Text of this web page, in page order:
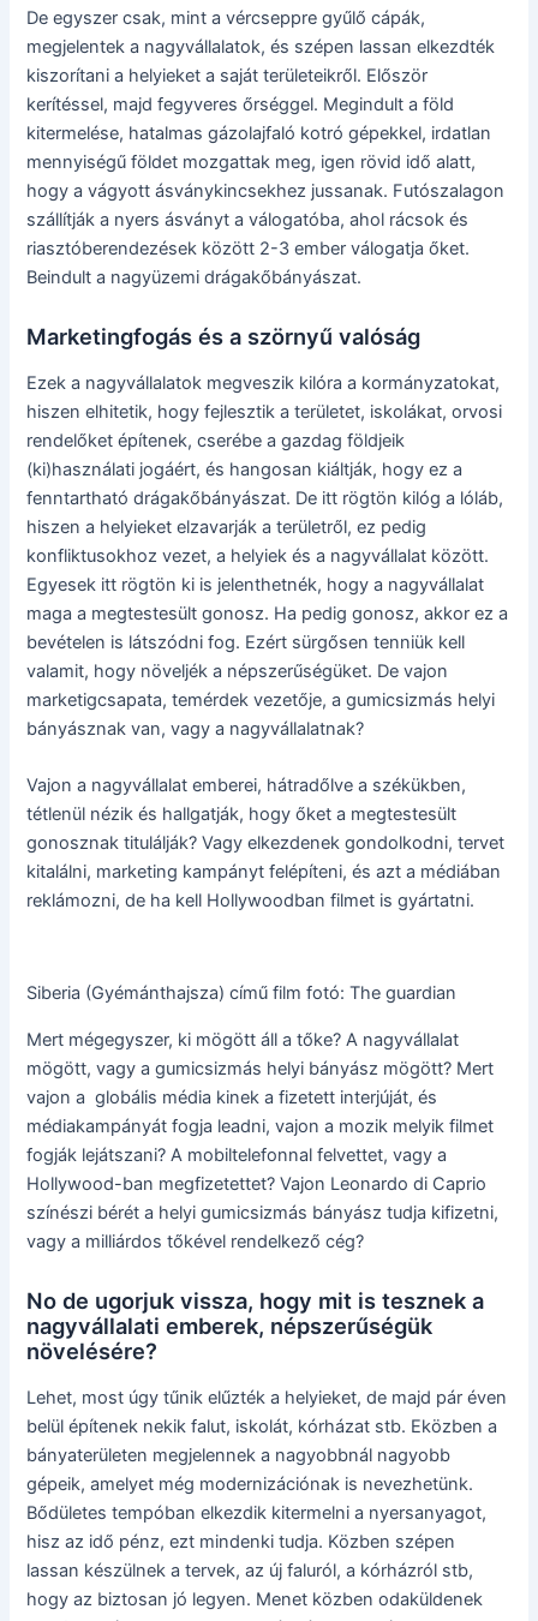
De egyszer csak, mint a vércseppre gyűlő cápák,
megjelentek a nagyvállalatok, és szépen lassan elkezdték
kiszorítani a helyieket a saját területeikről. Először
kerítéssel, majd fegyveres őrséggel. Megindult a föld
kitermelése, hatalmas gázolajfaló kotró gépekkel, irdatlan
mennyiségű földet mozgattak meg, igen rövid idő alatt,
hogy a vágyott ásványkincsekhez jussanak. Futószalagon
szállítják a nyers ásványt a válogatóba, ahol rácsok és
riasztóberendezések között 2-3 ember válogatja őket.
Beindult a nagyüzemi drágakőbányászat.
Marketingfogás és a szörnyű valóság
Ezek a nagyvállalatok megveszik kilóra a kormányzatokat,
hiszen elhitetik, hogy fejlesztik a területet, iskolákat, orvosi
rendelőket építenek, cserébe a gazdag földjeik
(ki)használati jogáért, és hangosan kiáltják, hogy ez a
fenntartható drágakőbányászat. De itt rögtön kilóg a lóláb,
hiszen a helyieket elzavarják a területről, ez pedig
konfliktusokhoz vezet, a helyiek és a nagyvállalat között.
Egyesek itt rögtön ki is jelenthetnék, hogy a nagyvállalat
maga a megtestesült gonosz. Ha pedig gonosz, akkor ez a
bevételen is látszódni fog. Ezért sürgősen tenniük kell
valamit, hogy növeljék a népszerűségüket. De vajon
marketigcsapata, temérdek vezetője, a gumicsizmás helyi
bányásznak van, vagy a nagyvállalatnak?
Vajon a nagyvállalat emberei, hátradőlve a székükben,
tétlenül nézik és hallgatják, hogy őket a megtestesült
gonosznak titulálják? Vagy elkezdenek gondolkodni, tervet
kitalálni, marketing kampányt felépíteni, és azt a médiában
reklámozni, de ha kell Hollywoodban filmet is gyártatni.
Siberia (Gyémánthajsza) című film fotó: The guardian
Mert mégegyszer, ki mögött áll a tőke? A nagyvállalat
mögött, vagy a gumicsizmás helyi bányász mögött? Mert
vajon a globális média kinek a fizetett interjúját, és
médiakampányát fogja leadni, vajon a mozik melyik filmet
fogják lejátszani? A mobiltelefonnal felvettet, vagy a
Hollywood-ban megfizetettet? Vajon Leonardo di Caprio
színészi bérét a helyi gumicsizmás bányász tudja kifizetni,
vagy a milliárdos tőkével rendelkező cég?
No de ugorjuk vissza, hogy mit is tesznek a
nagyvállalati emberek, népszerűségük
növelésére?
Lehet, most úgy tűnik elűzték a helyieket, de majd pár éven
belül építenek nekik falut, iskolát, kórházat stb. Eközben a
bányaterületen megjelennek a nagyobbnál nagyobb
gépeik, amelyet még modernizációnak is nevezhetünk.
Bődületes tempóban elkezdik kitermelni a nyersanyagot,
hisz az idő pénz, ezt mindenki tudja. Közben szépen
lassan készülnek a tervek, az új faluról, a kórházról stb,
hogy az biztosan jó legyen. Menet közben odaküldenek